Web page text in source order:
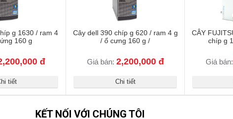
g 1630 / ram 4
160 g
đ
tiết
Cây dell 390 chíp g 620 / ram 4 g
/ ổ cưng 160 g /
Giá bán: 2,200,000 đ
Chi tiết
CÂY
chíp g
Giá bán:
KẾT NỐI VỚI CHÚNG TÔI